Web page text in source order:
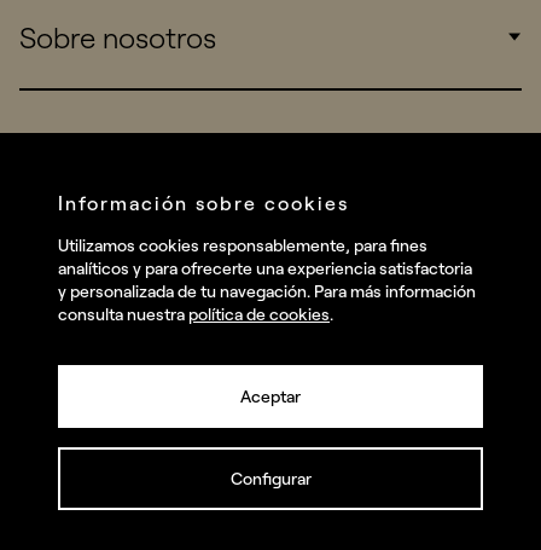
Startups
Work
Sobre nosotros
Talent
Contact
Instagram
Facebook
© summa.es Todos los derechos reservados.
Información sobre cookies
Utilizamos cookies responsablemente, para fines
analíticos y para ofrecerte una experiencia satisfactoria
y personalizada de tu navegación. Para más información
consulta nuestra política de cookies.
Aceptar
Configurar